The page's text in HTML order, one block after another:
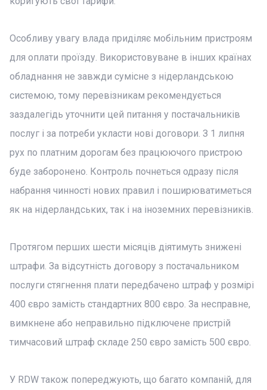
Особливу увагу влада приділяє мобільним пристроям
для оплати проїзду. Використовуване в інших країнах
обладнання не завжди сумісне з нідерландською
системою, тому перевізникам рекомендується
заздалегідь уточнити цей питання у постачальників
послуг і за потреби укласти нові договори. З 1 липня
рух по платним дорогам без працюючого пристрою
буде заборонено. Контроль почнеться одразу після
набрання чинності нових правил і поширюватиметься
як на нідерландських, так і на іноземних перевізників.
Протягом перших шести місяців діятимуть знижені
штрафи. За відсутність договору з постачальником
послуги стягнення плати передбачено штраф у розмірі
400 євро замість стандартних 800 євро. За несправне,
вимкнене або неправильно підключене пристрій
тимчасовий штраф складе 250 євро замість 500 євро.
У RDW також попереджують, що багато компаній, для